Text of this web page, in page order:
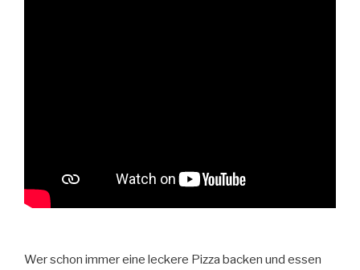
Wer schon immer eine leckere Pizza backen und essen